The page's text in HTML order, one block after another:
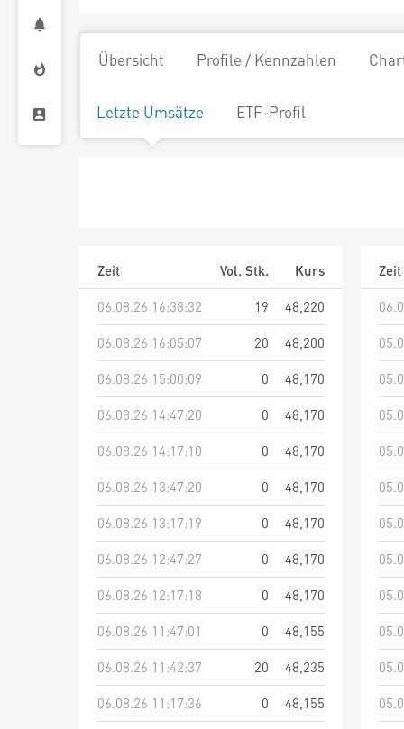
Übersicht Profile / Kennzahlen
Letzte Umsätze ETF-Profil
Zeit Vol. Stk.
Kurs
06.08.26 16:38:32
19
48,220
06.08.26 16:05:07
20
48,200
06.08.26 15:00:09
0
48,170
06.08.26 14:47:20
0
48,170
06.08.26 14:17:10
0
48,170
06.08.26 13:47:20
0
48,170
06.08.26 13:17:19
0
48,170
06.08.26 12:47:27
0
48,170
06.08.26 12:17:18
0
48,170
06.08.26 11:47:01
0
48,155
06.08.26 11:42:37
20
48,235
06.08.26 11:17:36
0
48,155
Zeit